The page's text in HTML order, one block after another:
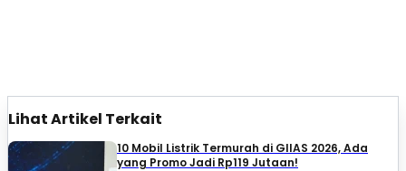
Lihat Artikel Terkait
10 Mobil Listrik Termurah di GIIAS 2026, Ada
yang Promo Jadi Rp119 Jutaan!